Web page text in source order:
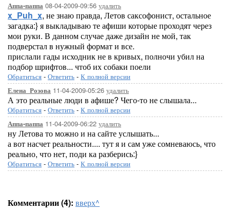
Аппа-паппа 08-04-2009-09:56 удалить
x_Puh_x, не знаю правда, Летов саксофонист, остальное
загадка:} я выкладываю те афиши которые проходят через
мои руки. В данном случае даже дизайн не мой, так
подверстал в нужный формат и все.
прислали гады исходник не в кривых, полночи убил на
подбор шрифтов... чтоб их собаки поели
Обратиться - Ответить - К полной версии
Елена_Розова 11-04-2009-05:26 удалить
А это реальные люди в афише? Чего-то не слышала...
Обратиться - Ответить - К полной версии
Аппа-паппа 11-04-2009-06:22 удалить
ну Летова то можно и на сайте услышать...
а вот насчет реальности.... тут я и сам уже сомневаюсь, что
реально, что нет, поди ка разберись:}
Обратиться - Ответить - К полной версии
Комментарии (4): вверх^